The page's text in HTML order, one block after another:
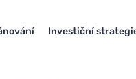
Investiční